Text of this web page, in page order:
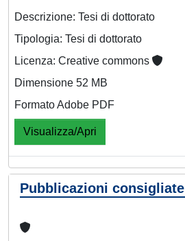
Descrizione: Tesi di dottorato
Tipologia: Tesi di dottorato
Licenza: Creative commons
Dimensione 52 MB
Formato Adobe PDF
Visualizza/Apri
Pubblicazioni consigliate